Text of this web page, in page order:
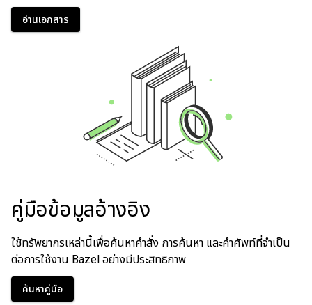
อ่านเอกสาร
คู่มือข้อมูลอ้างอิง
ใช้ทรัพยากรเหล่านี้เพื่อค้นหาคำสั่ง การค้นหา และคำศัพท์ที่จำเป็น
ต่อการใช้งาน Bazel อย่างมีประสิทธิภาพ
ค้นหาคู่มือ